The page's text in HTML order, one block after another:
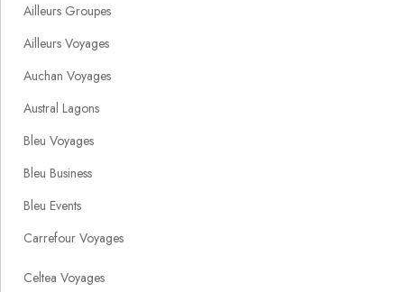
Ailleurs Groupes
Ailleurs Voyages
Auchan Voyages
Austral Lagons
Bleu Voyages
Bleu Business
Bleu Events
Carrefour Voyages
Celtea Voyages